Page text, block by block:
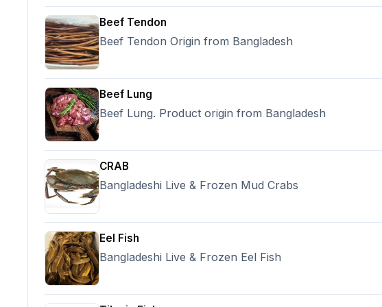
payment Confirmation, Origin: Bangladesh,
20/40 kg’s contain per hdpe poly bag, Payment Terms:
70% advance payment by T/T against PI contract sign
Shipment Time: 10/15 days or Depend on order &
payment Confirmation, Origin: India,
Beef Tendon
Beef Tendon Origin from Bangladesh
Beef Lung
Beef Lung. Product origin from Bangladesh
CRAB
Bangladeshi Live & Frozen Mud Crabs
Eel Fish
Bangladeshi Live & Frozen Eel Fish